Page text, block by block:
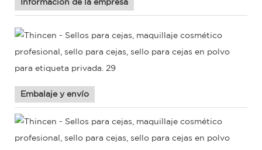
Información de la empresa
Embalaje y envío